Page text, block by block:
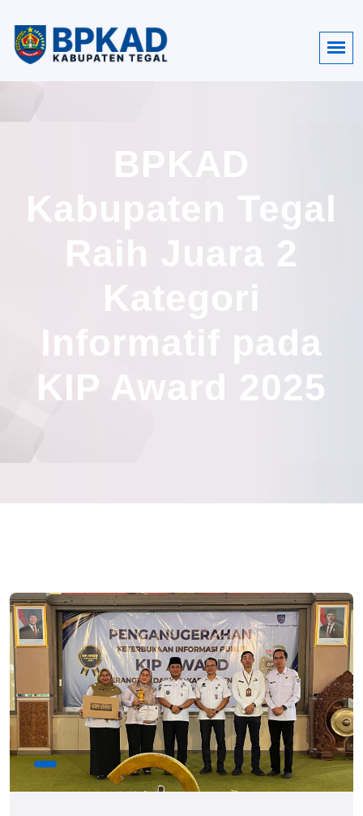
BPKAD
Kabupaten Tegal
Raih Juara 2
Kategori
Informatif pada
KIP Award 2025